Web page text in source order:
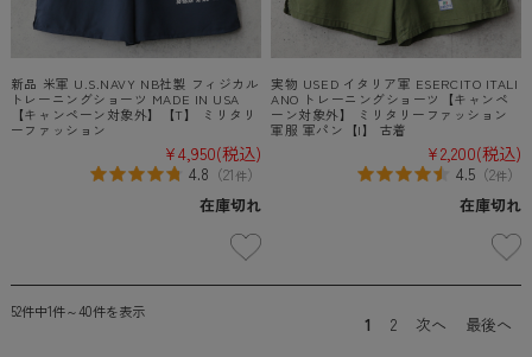
新品 米軍 U.S.NAVY NB社製 フィジカル
トレーニングショーツ MADE IN USA
【キャンペーン対象外】【T】 ミリタリ
ーファッション
¥4,950(税込)
4.8 （21件）
在庫切れ
実物 USED イタリア軍 ESERCITO ITALI
ANO トレーニングショーツ【キャンペ
ーン対象外】 ミリタリーファッション
軍服 軍パン【I】 古着
¥2,200(税込)
4.5 （2件）
在庫切れ
52件中1件～40件を表示
1 2 次へ 最後へ